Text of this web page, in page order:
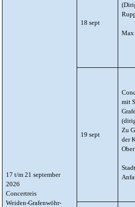
17 t/m 21 september
2026
Concertreis
Weiden-Grafenwöhr-
18 sept
Max
19 sept
mit
Zu
der